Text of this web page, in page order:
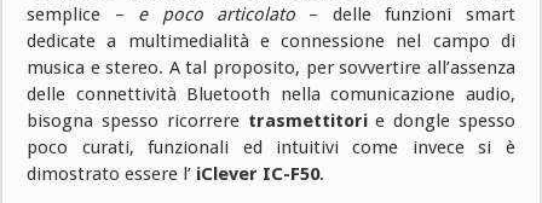
semplice – e poco articolato – delle funzioni smart
dedicate a multimedialità e connessione nel campo di
musica e stereo. A tal proposito, per sovvertire all’assenza
delle connettività Bluetooth nella comunicazione audio,
bisogna spesso ricorreretrasmettitorie dongle spesso
poco curati, funzionali ed intuitivi come invece si è
dimostrato essere l’ iClever IC-F50.